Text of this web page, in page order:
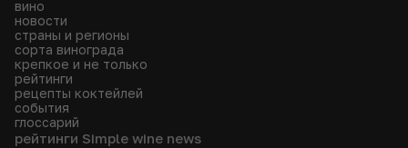
вино
новости
страны и регионы
сорта винограда
крепкое и не только
рейтинги
рецепты коктейлей
события
глоссарий
рейтинги Simple wine news